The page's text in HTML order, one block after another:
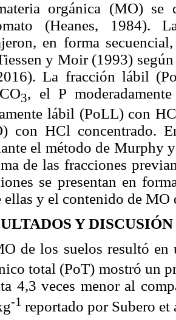
orgánica (MO) se
(Heanes, 1984).
en forma
y Moir (1993)
La fracción lábil
3, el P
lábil (PoLL) con
con HCl concentrado.
el método de Murphy
de las fracciones
se presentan en
ellas y el contenido de MO
Y DISCUSIÓN
de los suelos resultó
total (PoT) mostró un
4,3 veces menor al
-1 reportado por Subero